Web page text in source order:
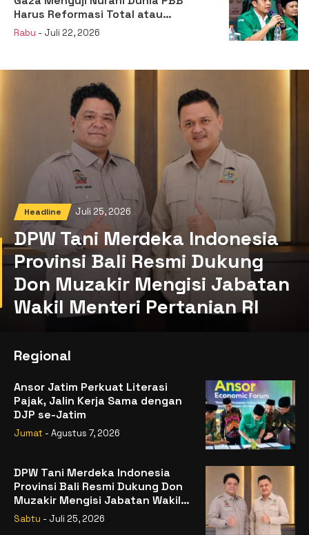
Harus Reformasi Total atau
Kehilangan Legitimasi
Rabu - Juli 22, 2026
Headline Juli 25, 2026
DPW Tani Merdeka Indonesia
Provinsi Bali Resmi Dukung
Don Muzakir Mengisi Jabatan
Wakil Menteri Pertanian RI
Regional
Ansor Jatim Perkuat Literasi
Pajak, Jalin Kerja Sama dengan
DJP se-Jatim
Jumat - Agustus 7, 2026
DPW Tani Merdeka Indonesia
Provinsi Bali Resmi Dukung Don
Muzakir Mengisi Jabatan Wakil
Menteri Pertanian RI
Sabtu - Juli 25, 2026